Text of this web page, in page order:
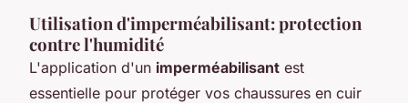
Utilisation d'imperméabilisant: protection
contre l'humidité
L'application d'un imperméabilisant est
essentielle pour protéger vos chaussures en cuir